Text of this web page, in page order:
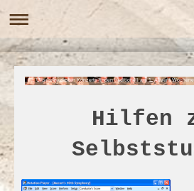
Unsere nächsten Konzerte finden traditionell am 1. Advent
Hilfen